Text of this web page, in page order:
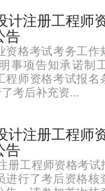
计注册工程师
告
资格考试考务工
事项告知承诺制
程师资格考试报
考后补充资...
计注册工程师
告
册工程师资格考
进行了考后资格